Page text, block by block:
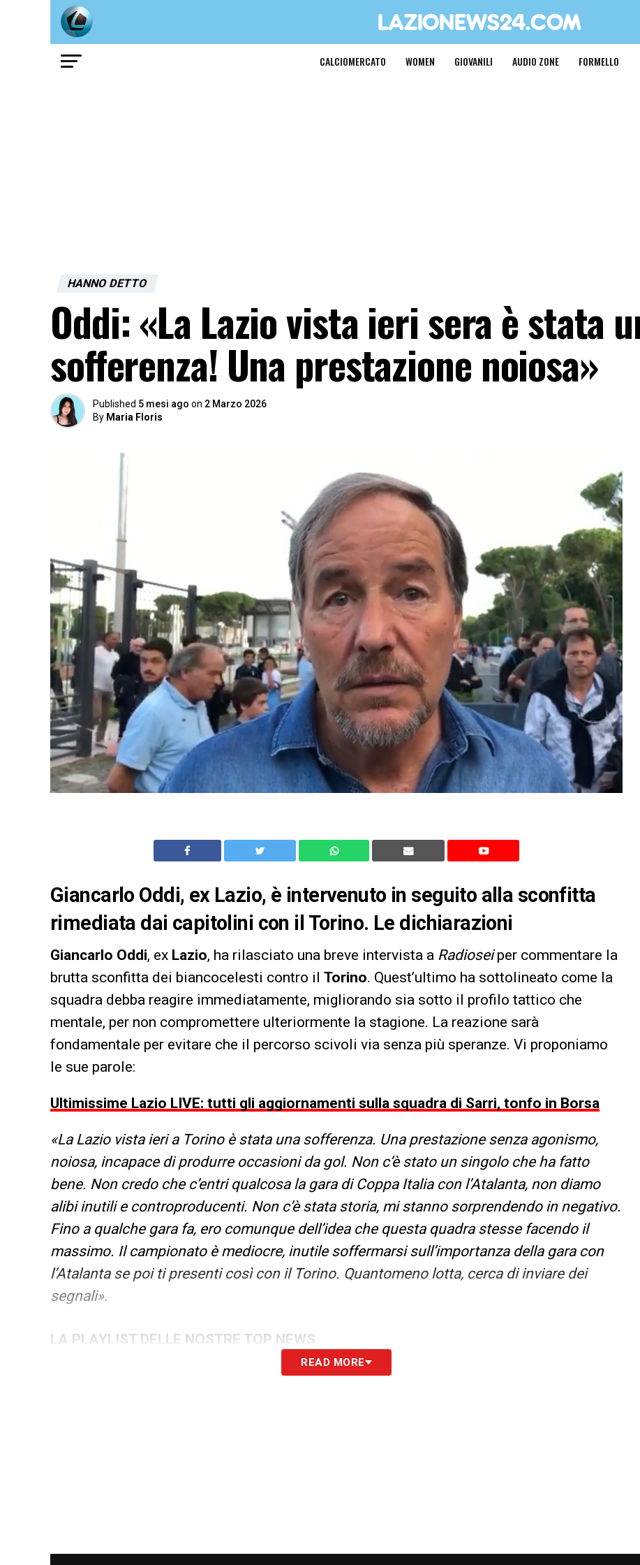
CALCIOMERCATO WOMEN GIOVANILI AUDIO ZONE FORMELLO
HANNO DETTO
Oddi: «La Lazio vista ieri sera è stata
sofferenza! Una prestazione noiosa»
Published 5 mesi ago on 2 Marzo 2026
By Maria Floris
Giancarlo Oddi, ex Lazio, è intervenuto in seguito alla sconfitta
rimediata dai capitolini con il Torino. Le dichiarazioni
Giancarlo Oddi, ex Lazio, ha rilasciato una breve intervista a Radioseiper commentare la
brutta sconfitta dei biancocelesti contro il Torino. Quest’ultimo ha sottolineato come la
squadra debba reagire immediatamente, migliorando sia sotto il profilo tattico che
mentale, per non compromettere ulteriormente la stagione. La reazione sarà
fondamentale per evitare che il percorso scivoli via senza più speranze. Vi proponiamo
le sue parole:
Ultimissime Lazio LIVE: tutti gli aggiornamenti sulla squadra di Sarri, tonfo in Borsa
«La Lazio vista ieri a Torino è stata una sofferenza. Una prestazione senza agonismo,
noiosa, incapace di produrre occasioni da gol. Non c’è stato un singolo che ha fatto
bene. Non credo che c’entri qualcosa la gara di Coppa Italia con l’Atalanta, non diamo
alibi inutili e controproducenti. Non c’è stata storia, mi stanno sorprendendo in negativo.
Fino a qualche gara fa, ero comunque dell’idea che questa quadra stesse facendo il
massimo. Il campionato è mediocre, inutile soffermarsi sull’importanza della gara con
l’Atalanta se poi ti presenti così con il Torino. Quantomeno lotta, cerca di inviare dei
segnali».
LA PLAYLIST DELLE NOSTRE TOP NEWS
READ MORE